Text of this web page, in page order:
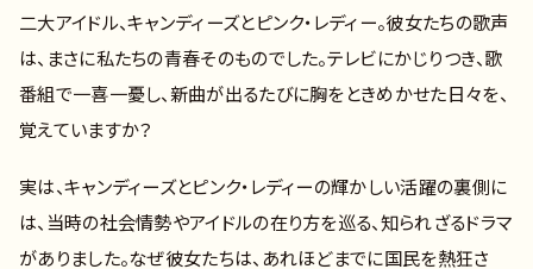
二大アイドル、キャンディーズとピンク・レディー。彼女たちの歌声
は、まさに私たちの青春そのものでした。テレビにかじりつき、歌
番組で一喜一憂し、新曲が出るたびに胸をときめかせた日々を、
覚えていますか？
実は、キャンディーズとピンク・レディーの輝かしい活躍の裏側に
は、当時の社会情勢やアイドルの在り方を巡る、知られざるドラマ
がありました。なぜ彼女たちは、あれほどまでに国民を熱狂さ